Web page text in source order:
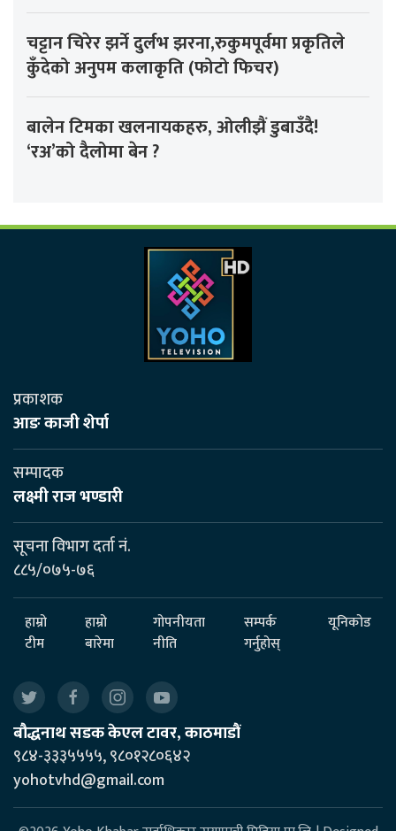
चट्टान चिरेर झर्ने दुर्लभ झरना,रुकुमपूर्वमा प्रकृतिले
कुँदेको अनुपम कलाकृति (फोटो फिचर)
बालेन टिमका खलनायकहरु, ओलीझैं डुबाउँदै!
‘रअ’को दैलोमा बेन ?
प्रकाशक
आङ काजी शेर्पा
सम्पादक
लक्ष्मी राज भण्डारी
सूचना विभाग दर्ता नं.
८८५/०७५-७६
हाम्रो
टीम
हाम्रो
बारेमा
गोपनीयता
नीति
सम्पर्क
गर्नुहोस्
यूनिकोड
बौद्धनाथ सडक केएल टावर, काठमाडौं
९८४-३३३५५५५, ९८०१२८०६४२
yohotvhd@gmail.com